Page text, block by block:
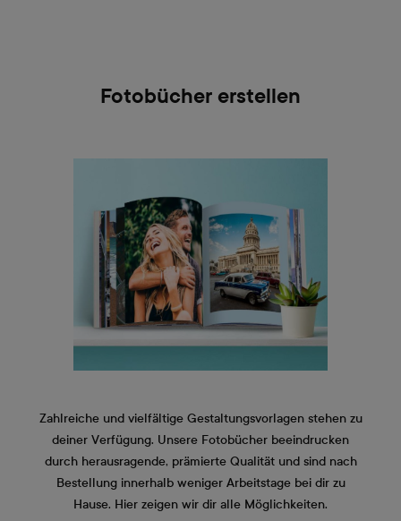
Fotobücher erstellen
Zahlreiche und vielfältige Gestaltungsvorlagen stehen zu
deiner Verfügung. Unsere Fotobücher beeindrucken
durch herausragende, prämierte Qualität und sind nach
Bestellung innerhalb weniger Arbeitstage bei dir zu
Hause. Hier zeigen wir dir alle Möglichkeiten.